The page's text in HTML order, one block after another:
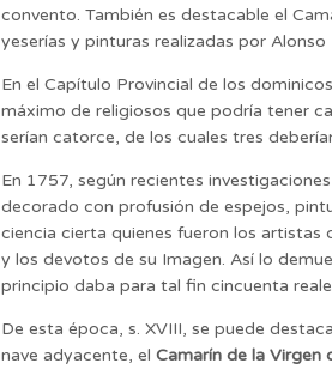
convento. También es destacable el
yeserías y pinturas realizadas por Alonso
En el Capítulo Provincial de los
máximo de religiosos que podría tener
serían catorce, de los cuales tres
En 1757, según recientes
decorado con profusión de espejos,
ciencia cierta quienes fueron los artistas
y los devotos de su Imagen. Así lo
principio daba para tal fin cincuenta
De esta época, s. XVIII, se puede
nave adyacente, el Camarín de la Virgen